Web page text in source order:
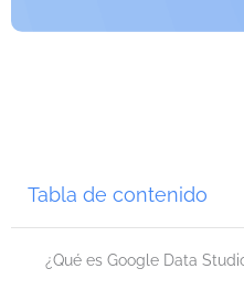
Tabla de contenido
¿Qué es Google Data